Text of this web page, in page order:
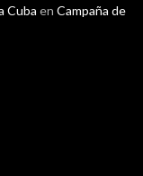
Cuba en Campaña de